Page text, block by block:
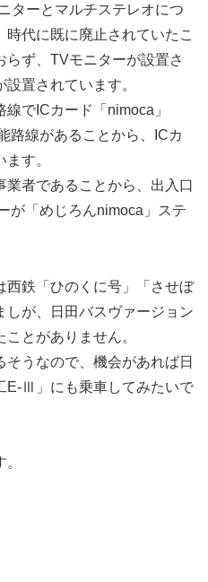
ターとマルチステレオにつ
代に既に廃止されていたこ
らず、TVモニターが設置さ
置されています。
でICカード「nimoca」
路線があることから、ICカ
す。
者であることから、出入口
が「めじろんnimoca」ステ
西鉄「ひのくに号」「させぼ
が、日田バスヴァージョン
とがありません。
うなので、機会があれば日
E-Ⅲ」にも乗車してみたいで